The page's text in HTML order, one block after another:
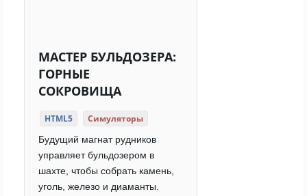
МАСТЕР БУЛЬДОЗЕРА:
ГОРНЫЕ
СОКРОВИЩА
HTML5 Симуляторы
Будущий магнат рудников
управляет бульдозером в
шахте, чтобы собрать камень,
уголь, железо и диаманты.